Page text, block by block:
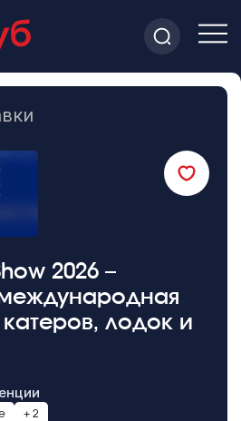
2026 –
катеров, лодок и
+ 2